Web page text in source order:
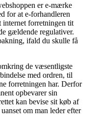
er e-mærke
for at e-forhandleren
internet forretningen tit
gældende regulativer.
ifald du skulle få
de væsentligste
med ordren, til
forretningen har. Derfor
opbevarer sin
kan bevise sit køb af
om man leder efter